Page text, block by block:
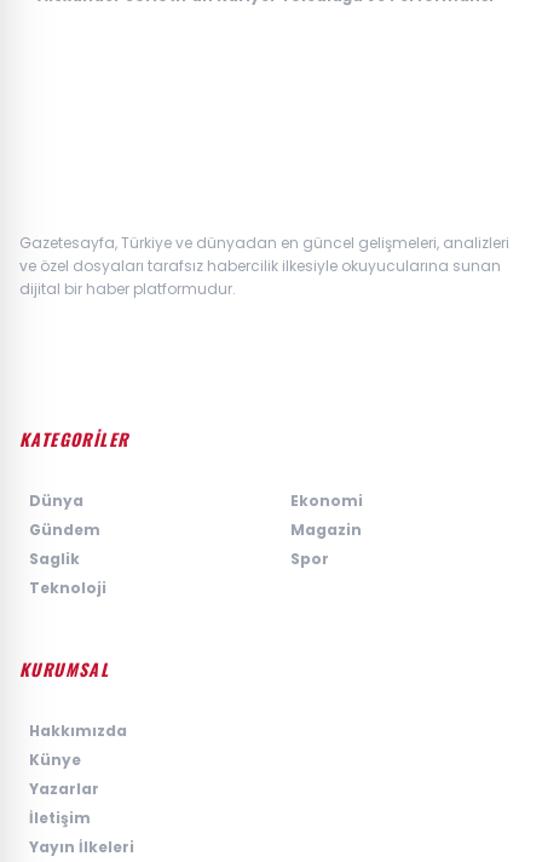
Gazetesayfa, Türkiye ve dünyadan en güncel gelişmeleri, analizleri
ve özel dosyaları tarafsız habercilik ilkesiyle okuyucularına sunan
dijital bir haber platformudur.
KATEGORİLER
Dünya
Ekonomi
Gündem
Magazin
Saglik
Spor
Teknoloji
KURUMSAL
Hakkımızda
Künye
Yazarlar
İletişim
Yayın İlkeleri